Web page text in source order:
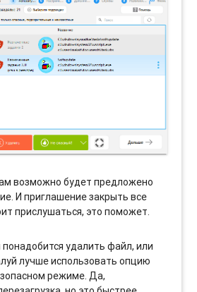
возможно будет предложено
И приглашение закрыть все
прислушаться, это поможет.
понадобится удалить файл, или
лучше использовать опцию
режиме. Да,